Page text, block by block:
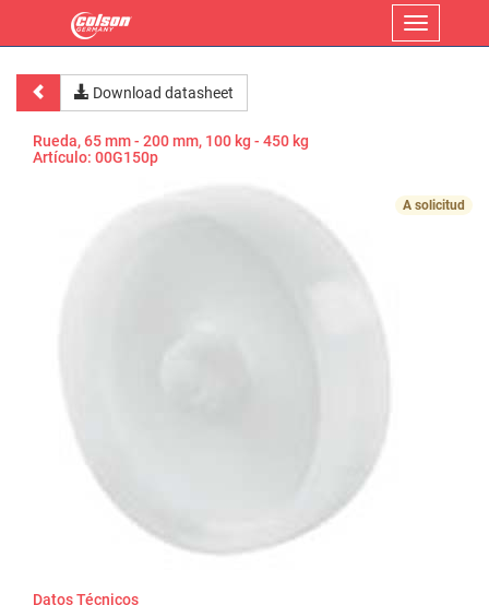
Menu
Download datasheet
Rueda, 65 mm - 200 mm, 100 kg - 450 kg
Artículo: 00G150p
A solicitud
Datos Técnicos